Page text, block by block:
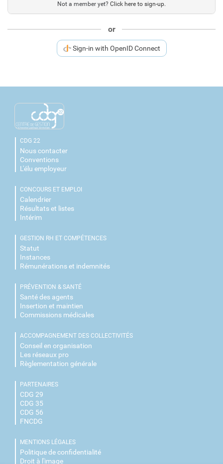
Not a member yet? Click here to sign-up.
or
Sign-in with OpenID Connect
CDG 22
Nous contacter
Conventions
L'élu employeur
CONCOURS ET EMPLOI
Calendrier
Résultats et listes
Intérim
GESTION RH ET COMPÉTENCES
Statut
Instances
Rémunérations et indemnités
PRÉVENTION & SANTÉ
Santé des agents
Insertion et maintien
Commissions médicales
ACCOMPAGNEMENT DES COLLECTIVITÉS
Conseil en organisation
Les réseaux pro
Règlementation générale
PARTENAIRES
CDG 29
CDG 35
CDG 56
FNCDG
MENTIONS LÉGALES
Politique de confidentialité
Droit à l'image